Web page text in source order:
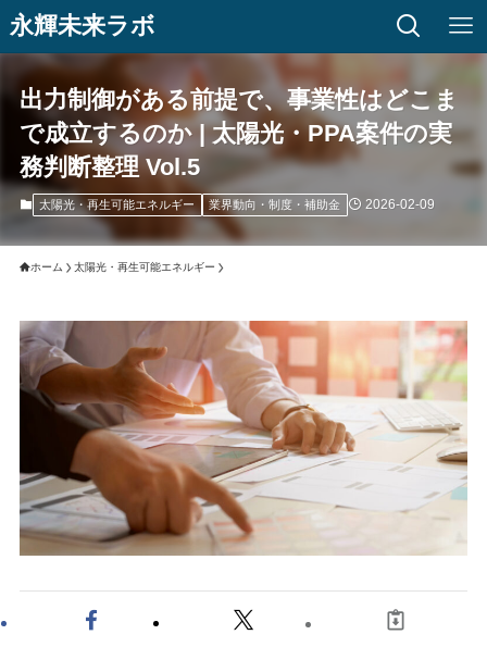
永輝未来ラボ
出力制御がある前提で、事業性はどこま
で成立するのか | 太陽光・PPA案件の実
務判断整理 Vol.5
太陽光・再生可能エネルギー 業界動向・制度・補助金 2026-02-09
ホーム 太陽光・再生可能エネルギー